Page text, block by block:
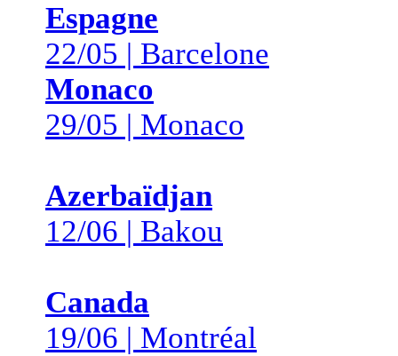
Espagne
22/05 | Barcelone
Monaco
29/05 | Monaco
Azerbaïdjan
12/06 | Bakou
Canada
19/06 | Montréal